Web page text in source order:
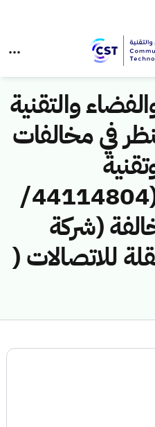
والتقنية
في مخالفات
المعلومات رقم (44114804/
لمخالفة (شركة
للاتصالات (